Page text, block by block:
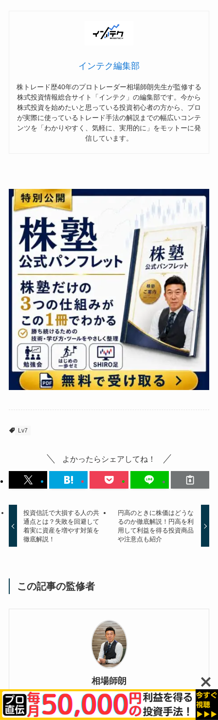
インテク編集部
株トレード歴40年のプロトレーダー相場師朗先生が監修する
株式投資情報総合サイト「インテク」の編集部です。今から
株式投資を始めたいと思っている投資初心者の方から、プロ
が実際に使っているトレード手法の解説までの幅広いコンテ
ンツを「わかりやすく、気軽に、実用的に」をモットーに発
信しています。
Lv7
よかったらシェアしてね！
投資信託で大損する人の共
通点とは？失敗を回避して
着実に資産を増やす対策を
徹底解説！
円高のときに株価はどうな
るのか徹底解説！円高を利
用して利益を得る投資商品
や注意点も紹介
この記事の監修者
相場師朗
監修者プロフィール